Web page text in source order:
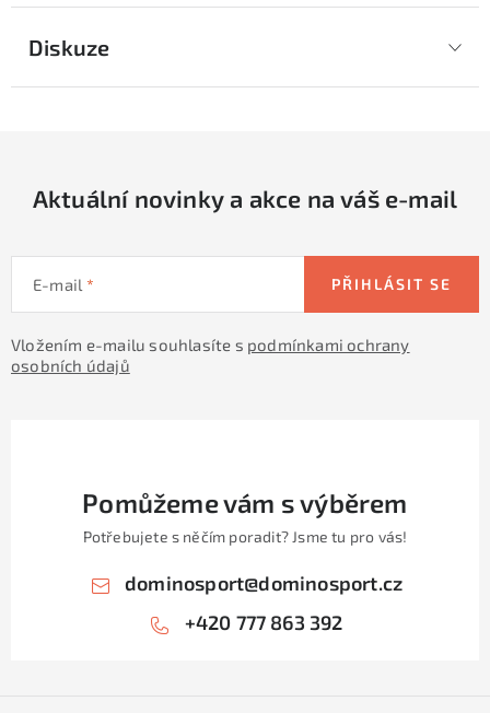
Diskuze
Aktuální novinky a akce na váš e-mail
E-mail
Vložením e-mailu souhlasíte s podmínkami ochrany
osobních údajů
PŘIHLÁSIT SE
Pomůžeme vám s výběrem
Potřebujete s něčím poradit? Jsme tu pro vás!
dominosport@dominosport.cz
+420 777 863 392